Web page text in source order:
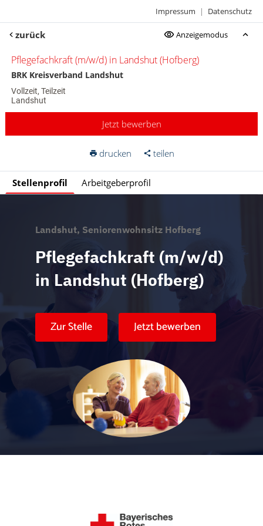
Impressum | Datenschutz
zurück Anzeigemodus
Pflegefachkraft (m/w/d) in Landshut (Hofberg)
BRK Kreisverband Landshut
Vollzeit, Teilzeit
Landshut
Jetzt bewerben
drucken teilen
Stellenprofil Arbeitgeberprofil